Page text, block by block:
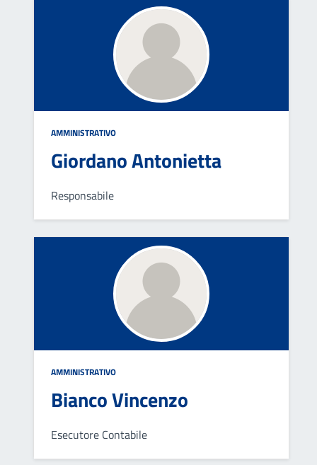
AMMINISTRATIVO
Giordano Antonietta
Responsabile
AMMINISTRATIVO
Bianco Vincenzo
Esecutore Contabile